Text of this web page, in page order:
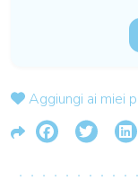
Aggiungi ai miei